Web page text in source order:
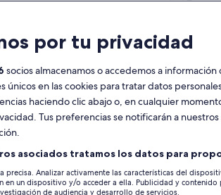
jue.jueves
vie.viernes
sáb.sábado
dom.domingo
7 8 9
lun.lunesmar.
7 8 9
tienen todos los servicios que
ten por seguro que aquí darás con uno que
por tu privacidad
socios almacenamos o accedemos a información
en las cookies para tratar datos
haciendo clic abajo o, en cualquier
Tus preferencias se notificarán a nuestros
asociados tratamos los datos para
Analizar activamente las características del
en un dispositivo y/o acceder a ella. Publicidad y contenido
de audiencia y desarrollo de servicios.